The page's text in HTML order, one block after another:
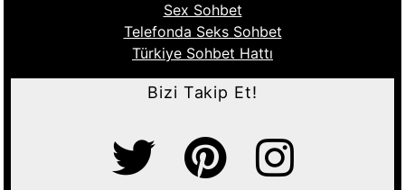
Sex Sohbet
Telefonda Seks Sohbet
Türkiye Sohbet Hattı
Bizi Takip Et!